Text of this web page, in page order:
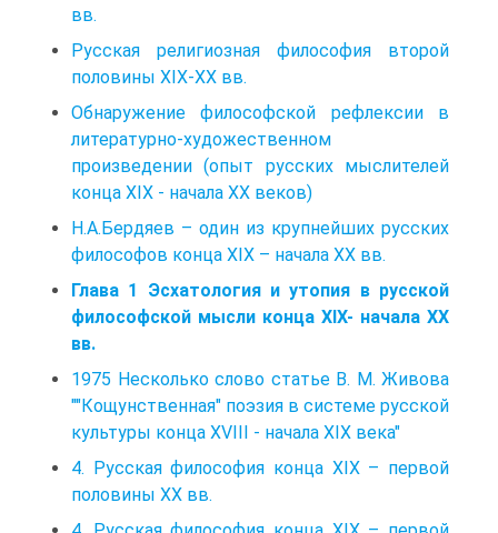
вв.
Русская религиозная философия второй
половины XIX-XX вв.
Обнаружение философской рефлексии в
литературно-художественном
произведении (опыт русских мыслителей
конца XIX - начала XX веков)
Н.А.Бердяев – один из крупнейших русских
философов конца XIX – начала ХХ вв.
Глава 1 Эсхатология и утопия в русской
философской мысли конца XIX- начала XX
вв.
1975 Несколько слово статье В. М. Живова
""Кощунственная" поэзия в системе русской
культуры конца XVIII - начала XIX века"
4. Русская философия конца XIX – первой
половины XX вв.